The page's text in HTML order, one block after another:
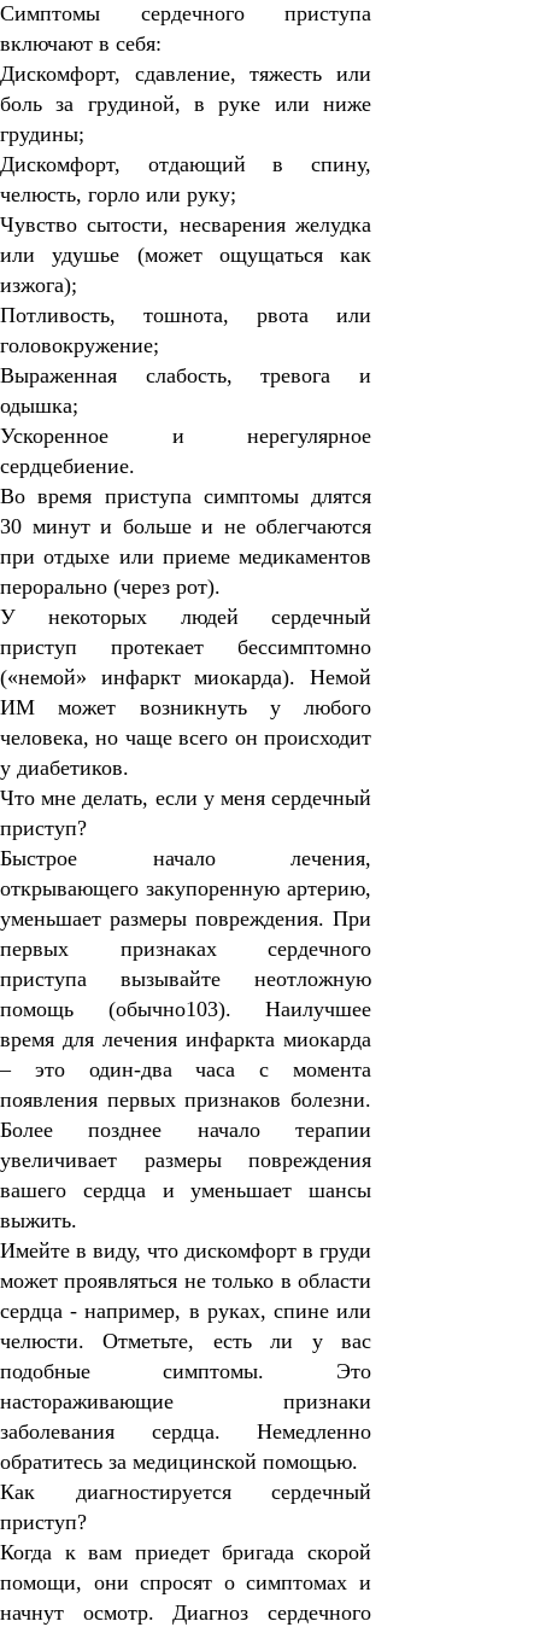
Симптомы сердечного приступа
включают в себя:
Дискомфорт, сдавление, тяжесть или
боль за грудиной, в руке или ниже
грудины;
Дискомфорт, отдающий в спину,
челюсть, горло или руку;
Чувство сытости, несварения желудка
или удушье (может ощущаться как
изжога);
Потливость, тошнота, рвота или
головокружение;
Выраженная слабость, тревога и
одышка;
Ускоренное и нерегулярное
сердцебиение.
Во время приступа симптомы длятся
30 минут и больше и не облегчаются
при отдыхе или приеме медикаментов
перорально (через рот).
У некоторых людей сердечный
приступ протекает бессимптомно
(«немой» инфаркт миокарда). Немой
ИМ может возникнуть у любого
человека, но чаще всего он происходит
у диабетиков.
Что мне делать, если у меня сердечный
приступ?
Быстрое начало лечения,
открывающего закупоренную артерию,
уменьшает размеры повреждения. При
первых признаках сердечного
приступа вызывайте неотложную
помощь (обычно103). Наилучшее
время для лечения инфаркта миокарда
– это один-два часа с момента
появления первых признаков болезни.
Более позднее начало терапии
увеличивает размеры повреждения
вашего сердца и уменьшает шансы
выжить.
Имейте в виду, что дискомфорт в груди
может проявляться не только в области
сердца - например, в руках, спине или
челюсти. Отметьте, есть ли у вас
подобные симптомы. Это
настораживающие признаки
заболевания сердца. Немедленно
обратитесь за медицинской помощью.
Как диагностируется сердечный
приступ?
Когда к вам приедет бригада скорой
помощи, они спросят о симптомах и
начнут осмотр. Диагноз сердечного